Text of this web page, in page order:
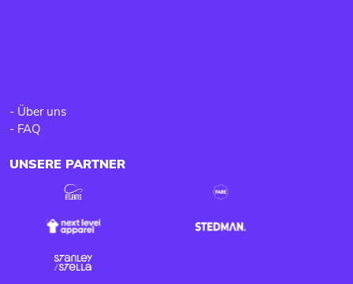
- Über uns
- FAQ
UNSERE PARTNER